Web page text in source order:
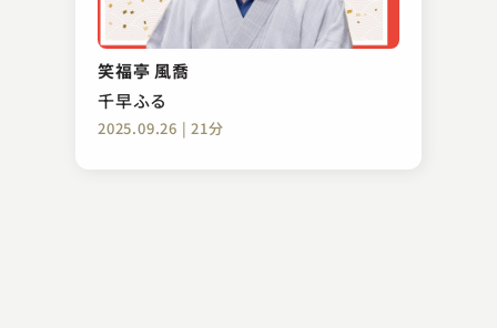
笑福亭 風喬
千早ふる
2025.09.26 | 21分
立川 吉幸
試し酒
2024.02.11 | 27分